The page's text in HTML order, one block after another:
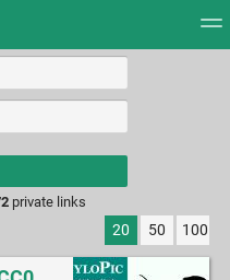
results.
private links
20 50 100